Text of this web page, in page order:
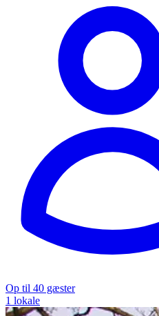
Op til 40 gæster
1 lokale